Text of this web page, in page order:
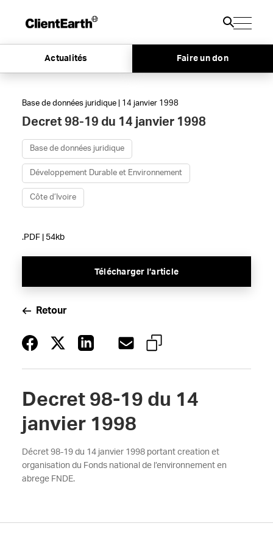
Actualités Faire un don
Base de données juridique | 14 janvier 1998
Decret 98-19 du 14 janvier 1998
Base de données juridique
Développement Durable et Environnement
Côte d’Ivoire
.PDF | 54kb
Télécharger l’article
Retour
Decret 98-19 du 14
janvier 1998
Décret 98-19 du 14 janvier 1998 portant creation et
organisation du Fonds national de l’environnement en
abrege FNDE.